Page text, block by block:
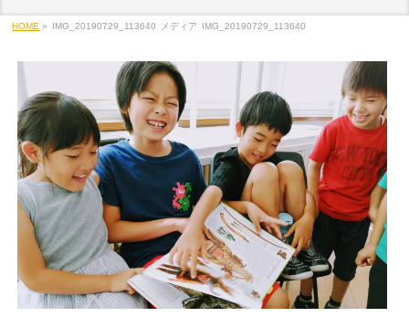
HOME » IMG_20190729_113640 メディア IMG_20190729_113640